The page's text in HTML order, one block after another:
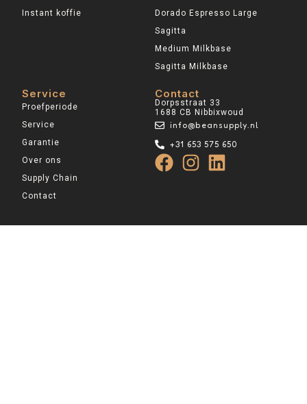
Instant koffie
Dorado Espresso Large
Sagitta
Medium Milkbase
Sagitta Milkbase
Service
Proefperiode
Service
Garantie
Over ons
Supply Chain
Contact
Contact
Dorpsstraat 33
1688 CB Nibbixwoud
info@beansupply.nl
+31 653 575 650